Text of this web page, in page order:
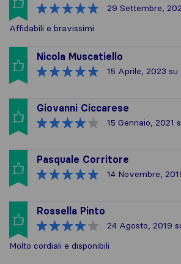
29 Settembre,
Affidabili e bravissimi
Nicola Muscatiello
15 Aprile, 2023 su
Giovanni Ciccarese
15 Gennaio, 2021
Pasquale Corritore
14 Novembre,
Rossella Pinto
24 Agosto, 2019
Molto cordiali e disponibili